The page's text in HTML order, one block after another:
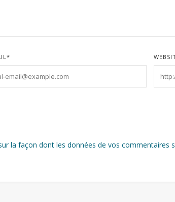
*
la façon dont les données de vos commentaires